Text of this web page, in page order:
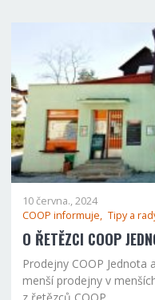
10 června., 2024
COOP informuje, Tipy a
O ŘETĚZCI COOP
Prodejny COOP Jednota
menší prodejny v
z řetězců COOP.